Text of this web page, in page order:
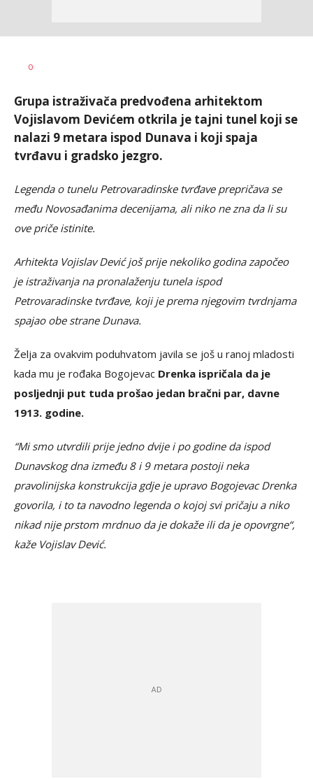
AUTOR
0
Grupa istraživača predvođena arhitektom
Vojislavom Devićem otkrila je tajni tunel koji se
nalazi 9 metara ispod Dunava i koji spaja
tvrđavu i gradsko jezgro.
Legenda o tunelu Petrovaradinske tvrđave prepričava se
među Novosađanima decenijama, ali niko ne zna da li su
ove priče istinite.
Arhitekta Vojislav Dević još prije nekoliko godina započeo
je istraživanja na pronalaženju tunela ispod
Petrovaradinske tvrđave, koji je prema njegovim tvrdnjama
spajao obe strane Dunava.
Želja za ovakvim poduhvatom javila se još u ranoj mladosti
kada mu je rođaka Bogojevac Drenka ispričala da je
posljednji put tuda prošao jedan bračni par, davne
1913. godine.
“Mi smo utvrdili prije jedno dvije i po godine da ispod
Dunavskog dna između 8 i 9 metara postoji neka
pravolinijska konstrukcija gdje je upravo Bogojevac Drenka
govorila, i to ta navodno legenda o kojoj svi pričaju a niko
nikad nije prstom mrdnuo da je dokaže ili da je opovrgne“,
kaže Vojislav Dević.